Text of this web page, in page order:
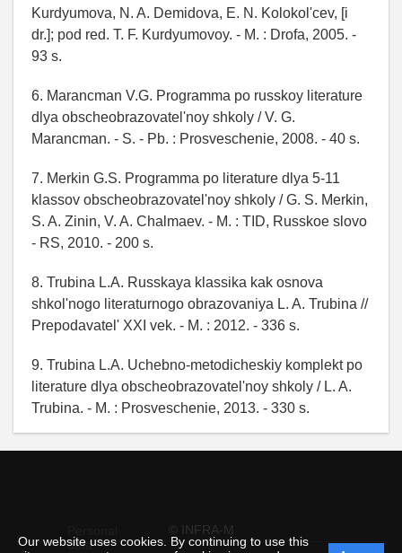
Our website uses cookies. By continuing to use this
Kurdyumova, N. A. Demidova, E. N. Kolokol'cev, [i
dr.]; pod red. T. F. Kurdyumovoy. - M. : Drofa, 2005. -
93 s.
6. Marancman V.G. Programma po russkoy literature
dlya obscheobrazovatel'noy shkoly / V. G.
Marancman. - S. - Pb. : Prosveschenie, 2008. - 40 s.
7. Merkin G.S. Programma po literature dlya 5-11
klassov obscheobrazovatel'noy shkoly / G. S. Merkin,
S. A. Zinin, V. A. Chalmaev. - M. : TID, Russkoe slovo
- RS, 2010. - 200 s.
8. Trubina L.A. Russkaya klassika kak osnova
shkol'nogo literaturnogo obrazovaniya L. A. Trubina //
Prepodavatel' XXI vek. - M. : 2012. - 336 s.
9. Trubina L.A. Uchebno-metodicheskiy komplekt po
literature dlya obscheobrazovatel'noy shkoly / L. A.
Trubina. - M. : Prosveschenie, 2013. - 330 s.
© INFRA-M
data